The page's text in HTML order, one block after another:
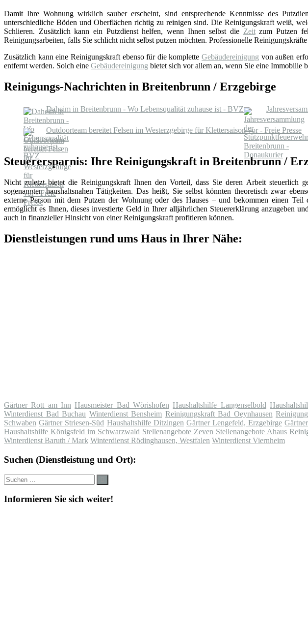
Damit Ihre Wohnung wirklich sauber erscheint, sind entsprechende Kenntnisse des
unterschiedliche Böden und Oberflächen richtig zu reinigen sind. Die Reinigungskraft weiß,
Schlieren. Zusätzlich kann ein Putzdienst helfen, wenn Ihnen selbst die Zeitzum Putzen
Reinigungsarbeiten, falls Sie schlicht nicht selbst putzen möchten. Professionelle
Zusätzlich kann eine Reinigungskraft ebenso für die kompletteGebäudereinigung von außen
entfernt werden. Solch eine Gebäudereinigung bietet sich vor allem an, wenn Sie eine Immobilie
Reinigungs-Nachrichten in Breitenbrunn / Erzgebirge
Daheim in Breitenbrunn - Wo Lebensqualität zuhause ist - BVZ
Outdoorteam bereitet Felsen im Westerzgebirge für Klettersaison vor - Freie Presse
Steuerersparnis: Ihre Reinigungskraft in Breitenbrunn /
Nicht zuletzt bietet die Reinigungskraft Ihnen den Vorteil, dass Sie deren Arbeit steuerlich
sogenannten haushaltsnahen Tätigkeiten. Das heißt, Sie selbst könnten theoretisch zwar
externe Person mit dem Putzen der Wohnung oder des Hauses – und bekommen einen
ermöglicht es Ihnen, dieses investierte Geld in Ihrer alljährlichen Steuererklärung anzugeben
auch in finanzieller Hinsicht von einer Reinigungskraft profitieren können.
Dienstleistungen rund ums Haus in Ihrer Nähe:
Gärtner Rott am Inn Hausmeister Bad Wörishofen Haushaltshilfe Langenselbold
Winterdienst Bad Buchau Winterdienst Bensheim Reinigungskraft Bad Oeynhausen
Schwaben Gärtner Striesen-Süd Haushaltshilfe Ditzingen Gärtner Lengefeld, Erzgebirge
Haushaltshilfe Königsfeld im Schwarzwald Stellenangebote Zeven Stellenangebote Ahaus
Winterdienst Baruth / Mark Winterdienst Rödinghausen, Westfalen Winterdienst Viernheim
Suchen (Dienstleistung und Ort):
Suche
nach:
Informieren Sie sich weiter!